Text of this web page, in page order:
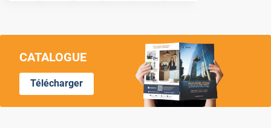
CATALOGUE
Télécharger